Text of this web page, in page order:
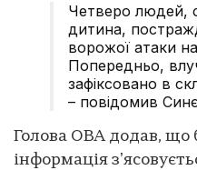
Четверо людей,
дитина,
ворожої атаки
Попередньо,
зафіксовано в
– повідомив
Голова ОВА додав, що
інформація